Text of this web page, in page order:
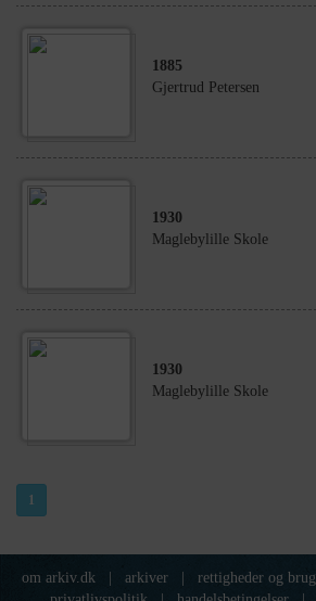
1885
Gjertrud Petersen
1930
Maglebylille Skole
1930
Maglebylille Skole
1
om arkiv.dk arkiver rettigheder og brug